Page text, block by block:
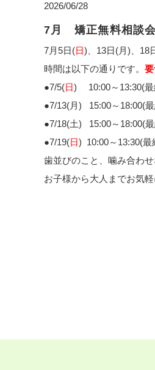
2026/06/28
7月 矯正無料相談
7月5日(日)、13日(月)、18
時間は以下の通りです。
●7/5(日) 10:00～13:30(最
●7/13(月) 15:00～18:00(
●7/18(土) 15:00～18:00(
●7/19(日) 10:00～13:30(最
歯並びのこと、噛み合わ
お子様から大人までお気軽